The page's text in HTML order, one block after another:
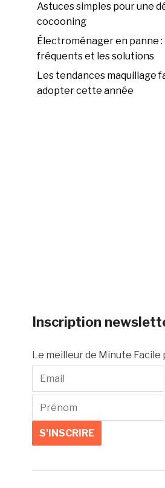
Astuces simples pour une
cocooning
Électroménager en panne
fréquents et les solutions
Les tendances maquillage
adopter cette année
Inscription
Le meilleur de Minute Facile